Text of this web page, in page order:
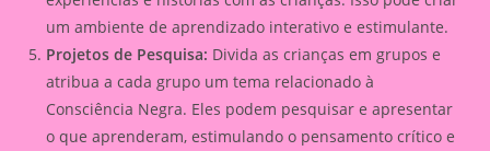
um ambiente de aprendizado interativo e estimulante.
Projetos de Pesquisa: Divida as crianças em grupos e
atribua a cada grupo um tema relacionado à
Consciência Negra. Eles podem pesquisar e apresentar
o que aprenderam, estimulando o pensamento crítico e